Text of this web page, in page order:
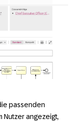
passenden
Nutzer angezeigt,